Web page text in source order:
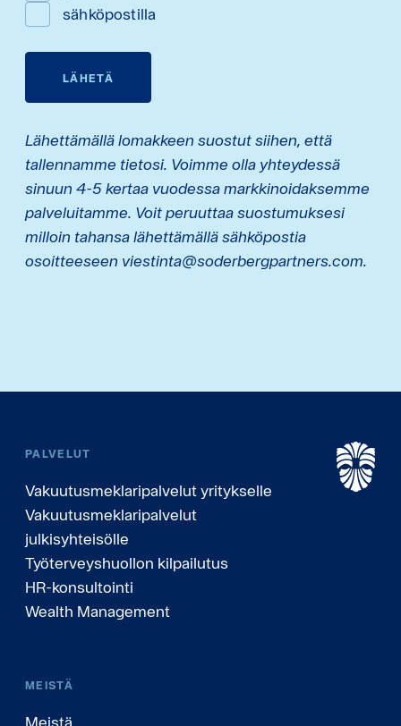
sähköpostilla
LÄHETÄ
Lähettämällä lomakkeen suostut siihen, että
tallennamme tietosi. Voimme olla yhteydessä
sinuun 4-5 kertaa vuodessa markkinoidaksemme
palveluitamme. Voit peruuttaa suostumuksesi
milloin tahansa lähettämällä sähköpostia
osoitteeseen viestinta@soderbergpartners.com.
PALVELUT
Vakuutusmeklaripalvelut yritykselle
Vakuutusmeklaripalvelut
julkisyhteisölle
Työterveyshuollon kilpailutus
HR-konsultointi
Wealth Management
MEISTÄ
Meistä